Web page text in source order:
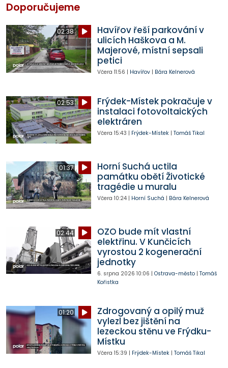
Doporučujeme
02:38
Havířov řeší parkování v
ulicích Haškova a M.
Majerové, místní sepsali
petici
Včera 11:56 | Havířov| Bára Kelnerová
02:53
Frýdek-Místek pokračuje v
instalaci fotovoltaických
elektráren
Včera 15:43 | Frýdek-Místek| Tomáš Tikal
01:37
Horní Suchá uctila
památku obětí Životické
tragédie u muralu
Včera 10:24| Horní Suchá | Bára Kelnerová
02:44
OZO bude mít vlastní
elektřinu. V Kunčicích
vyrostou 2 kogenerační
jednotky
6. srpna 2026 10:06 | Ostrava-město| Tomáš
Kořistka
01:20
Zdrogovaný a opilý muž
vylezl bez jištění na
lezeckou stěnu ve Frýdku-
Místku
Včera 15:39 | Frýdek-Místek| Tomáš Tikal